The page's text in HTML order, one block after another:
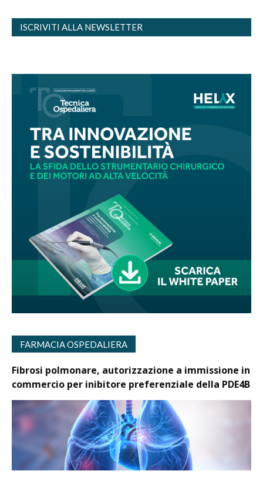
ISCRIVITI ALLA NEWSLETTER
FARMACIA OSPEDALIERA
Fibrosi polmonare, autorizzazione a immissione in
commercio per inibitore preferenziale della PDE4B